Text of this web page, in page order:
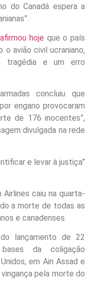
do Canadá espera a
afirmou hoje que o país
o avião civil ucraniano,
tragédia e um erro
concluiu que
engano provocaram
de 176 inocentes”,
divulgada na rede
e levar à justiça”
Airlines caiu na quarta-
a morte de todas as
e canadenses.
lançamento de 22
da coligação
em Ain Assad e
pela morte do